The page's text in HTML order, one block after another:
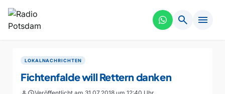
search menu
LOKALNACHRICHTEN
Fichtenfalde will Rettern danken